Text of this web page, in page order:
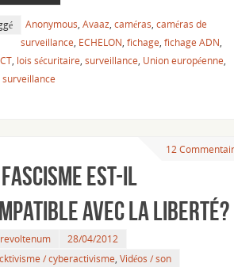
Anonymous Avaaz caméras caméras de
surveillance ECHELON fichage fichage ADN
, lois sécuritaire surveillance Union européenne
surveillance
12
fascisme est-il
avec la liberté?
revoltenum
28/04/2012
/ cyberactivisme Vidéos / son